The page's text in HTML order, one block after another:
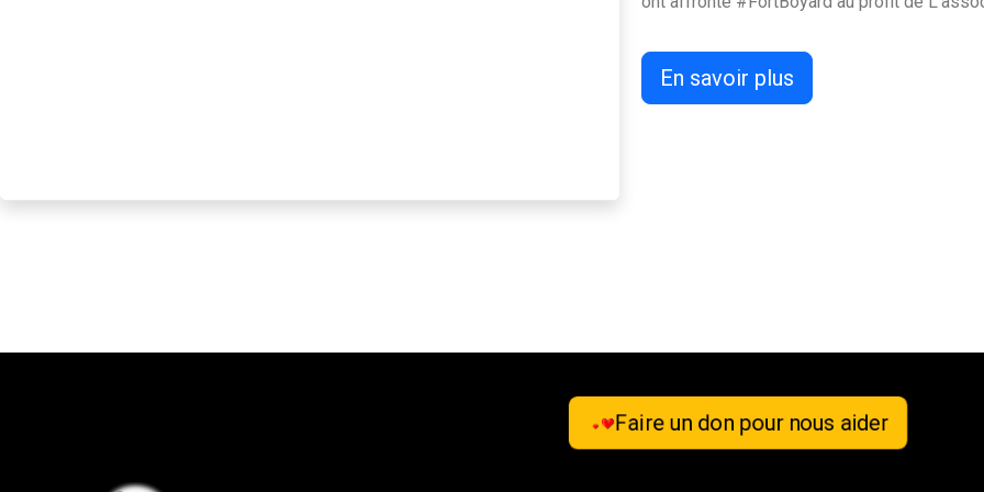
En savoir plus
Faire un don pour nous aider